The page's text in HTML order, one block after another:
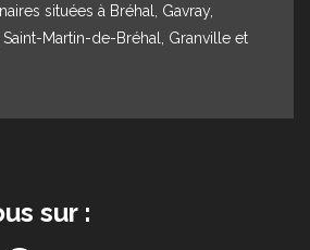
situées à Bréhal, Gavray,
Martin-de-Bréhal, Granville et
sur :